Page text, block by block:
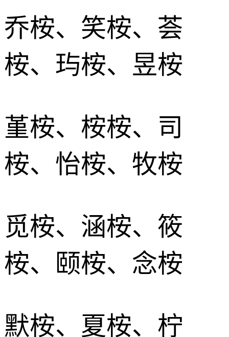
乔桉、笑桉、荟
桉、玙桉、昱桉
堇桉、桉桉、司
桉、怡桉、牧桉
觅桉、涵桉、筱
桉、颐桉、念桉
默桉、夏桉、柠